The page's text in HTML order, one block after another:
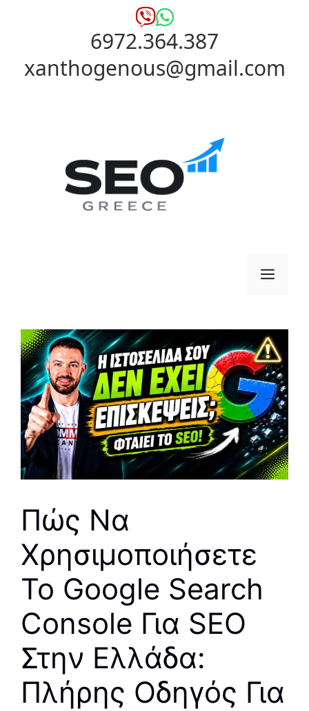
6972.364.387
xanthogenous@gmail.com
Πώς Να
Χρησιμοποιήσετε
Το Google Search
Console Για SEO
Στην Ελλάδα:
Πλήρης Οδηγός Για